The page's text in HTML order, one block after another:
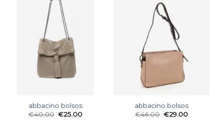
abbacino bolsos
€40.00 €25.00
abbacino bolsos
€46.00 €29.00